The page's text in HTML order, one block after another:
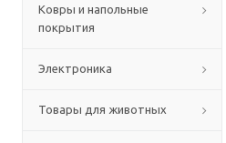
Ковры и напольные
покрытия
Электроника
Товары для животных